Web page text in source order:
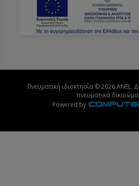
Πνευματική ιδιοκτησία © 2026 ANEL.
πνευματικά
Powered by